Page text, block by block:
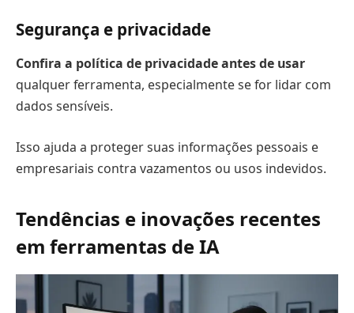
Segurança e privacidade
Confira a política de privacidade antes de usar
qualquer ferramenta, especialmente se for lidar com
dados sensíveis.
Isso ajuda a proteger suas informações pessoais e
empresariais contra vazamentos ou usos indevidos.
Tendências e inovações recentes
em ferramentas de IA